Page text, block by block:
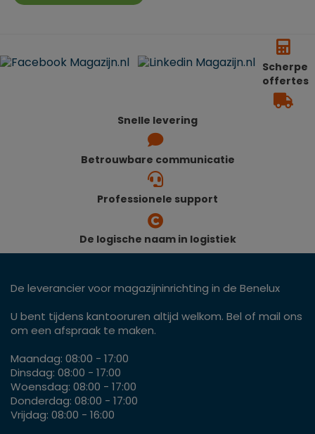
Scherpe
offertes
Snelle levering
Betrouwbare communicatie
Professionele support
De logische naam in logistiek
De leverancier voor magazijninrichting in de Benelux
U bent tijdens kantooruren altijd welkom. Bel of mail ons
om een afspraak te maken.
Maandag: 08:00 - 17:00
Dinsdag: 08:00 - 17:00
Woensdag: 08:00 - 17:00
Donderdag: 08:00 - 17:00
Vrijdag: 08:00 - 16:00